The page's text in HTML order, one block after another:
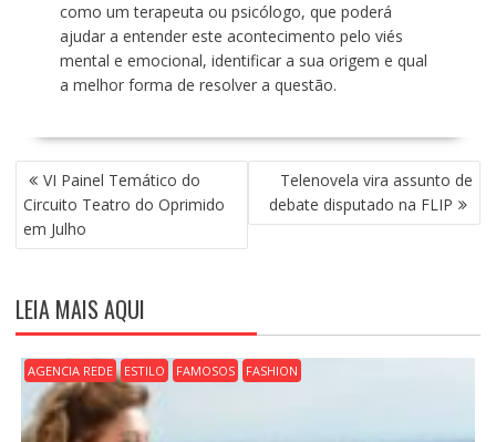
como um terapeuta ou psicólogo, que poderá
ajudar a entender este acontecimento pelo viés
mental e emocional, identificar a sua origem e qual
a melhor forma de resolver a questão.
N
A
V
E
A
Ç
Ã
O
D
E
VI Painel Temático do
Circuito Teatro do Oprimido
em Julho
Telenovela vira assunto de
debate disputado na FLIP
LEIA MAIS AQUI
AGENCIA REDE ESTILO FAMOSOS FASHION